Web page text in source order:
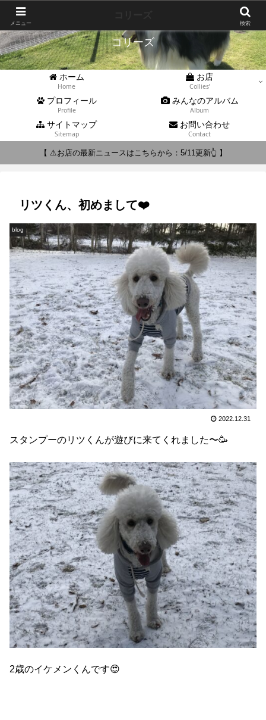
コリーズ
ホーム
Home
お店
Collies’
プロフィール
Profile
みんなのアルバム
Album
サイトマップ
Sitemap
お問い合わせ
Contact
【 ⚠️お店の最新ニュースはこちらから：5/11更新👆 】
リツくん、初めまして❤️
blog
2022.12.31
スタンプーのリツくんが遊びに来てくれました〜🥳
2歳のイケメンくんです😍
メニュー 検索